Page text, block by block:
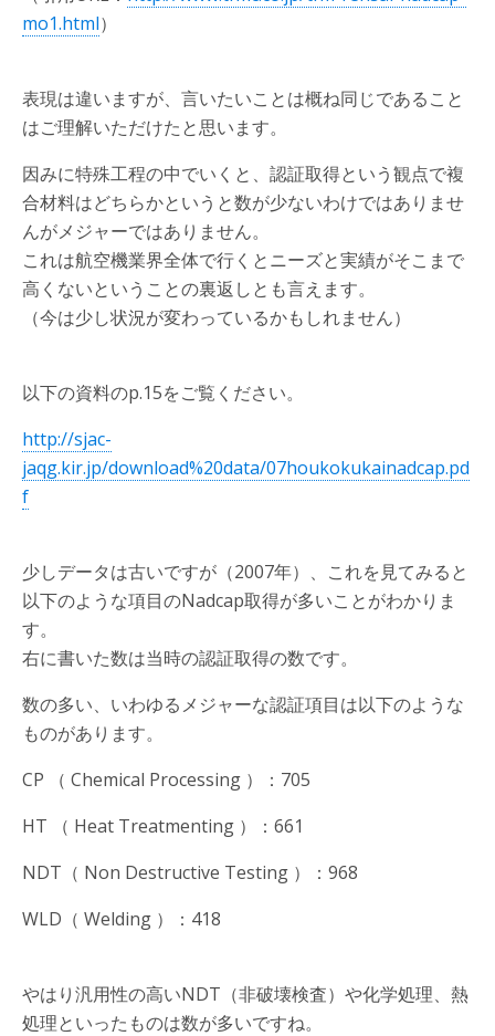
mo1.html）
表現は違いますが、言いたいことは概ね同じであること
はご理解いただけたと思います。
因みに特殊工程の中でいくと、認証取得という観点で複
合材料はどちらかというと数が少ないわけではありませ
んがメジャーではありません。
これは航空機業界全体で行くとニーズと実績がそこまで
高くないということの裏返しとも言えます。
（今は少し状況が変わっているかもしれません）
以下の資料のp.15をご覧ください。
http://sjac-
jaqg.kir.jp/download%20data/07houkokukainadcap.pd
f
少しデータは古いですが（2007年）、これを見てみると
以下のような項目のNadcap取得が多いことがわかりま
す。
右に書いた数は当時の認証取得の数です。
数の多い、いわゆるメジャーな認証項目は以下のような
ものがあります。
CP （ Chemical Processing ）：705
HT （ Heat Treatmenting ）：661
NDT（ Non Destructive Testing ）：968
WLD（ Welding ）：418
やはり汎用性の高いNDT（非破壊検査）や化学処理、熱
処理といったものは数が多いですね。